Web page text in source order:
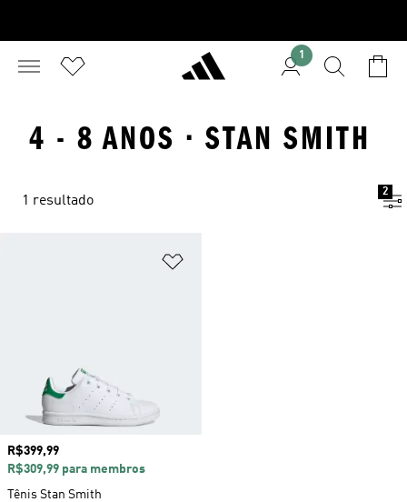
1
4 - 8 ANOS · STAN SMITH
1 resultado
2
Preço
R$399,99
R$309,99 para membros
Tênis Stan Smith